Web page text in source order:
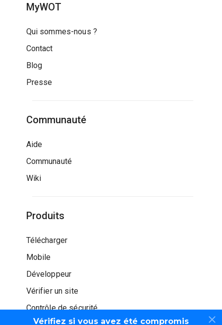
Vérifiez si vous avez été compromis
MyWOT
Qui sommes-nous ?
Contact
Blog
Presse
Communauté
Aide
Communauté
Wiki
Produits
Télécharger
Mobile
Développeur
Vérifier un site
Contrôle de sécurité